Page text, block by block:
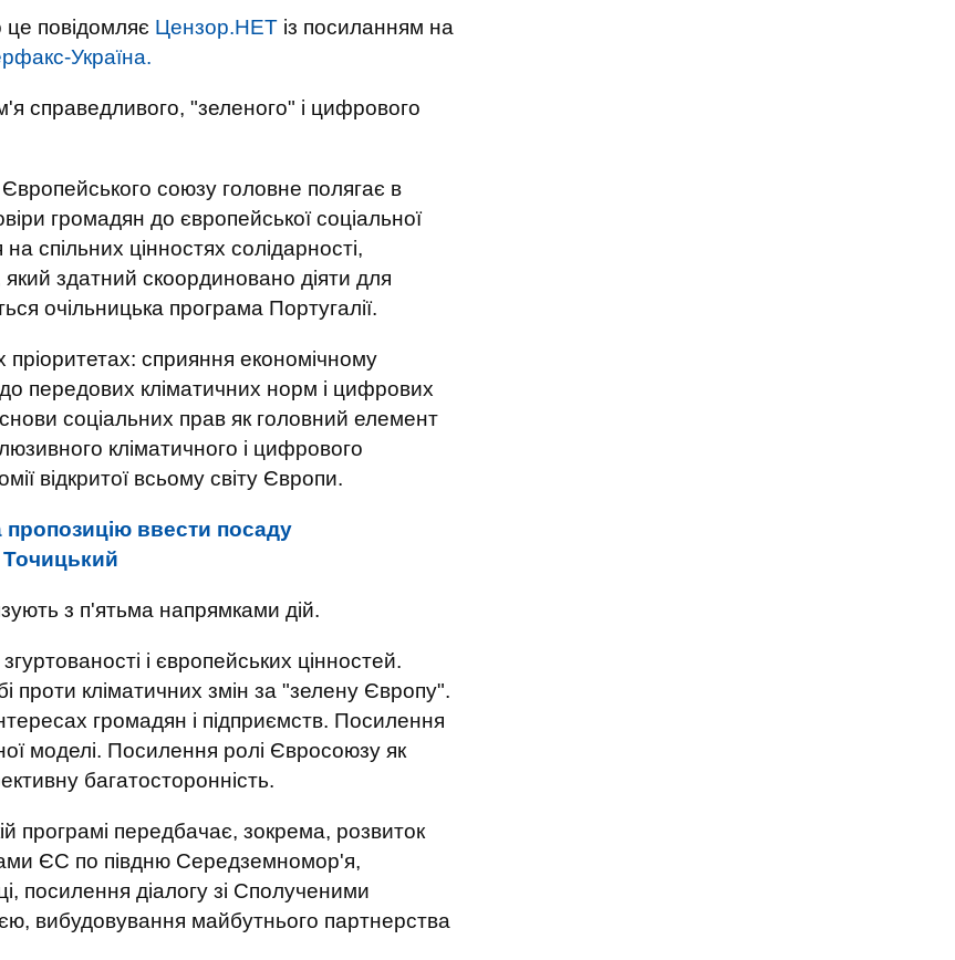
повідомляє Цензор.НЕТ із посиланням на
Україна.
справедливого, "зеленого" і цифрового
союзу головне полягає в
громадян до європейської соціальної
спільних цінностях солідарності,
який здатний скоординовано діяти для
очільницька програма Португалії.
сприяння економічному
передових кліматичних норм і цифрових
соціальних прав як головний елемент
кліматичного і цифрового
відкритої всьому світу Європи.
ввести посаду
Точицький
з п'ятьма напрямками дій.
і європейських цінностей.
проти кліматичних змін за "зелену Європу".
громадян і підприємств. Посилення
моделі. Посилення ролі Євросоюзу як
багатосторонність.
програмі передбачає, зокрема, розвиток
ЄС по півдню Середземномор'я,
посилення діалогу зі Сполученими
вибудовування майбутнього партнерства